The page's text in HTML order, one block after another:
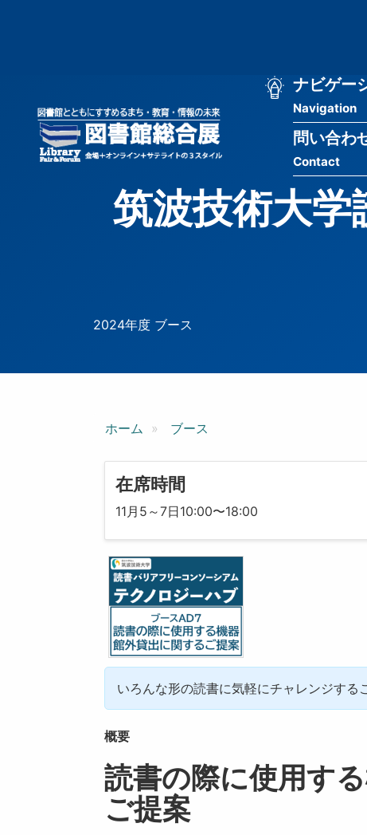
ー
ザ
メ
ナ
ビ
ン
ナビゲー
Navigation
問い合わ
Contact
筑波技術大
2024年度 ブース
ホーム ブース
在席時間
11月5～7日10:00〜18:00
いろんな形の読書に気軽にチャレンジする
概要
読書の際に使用す
ご提案